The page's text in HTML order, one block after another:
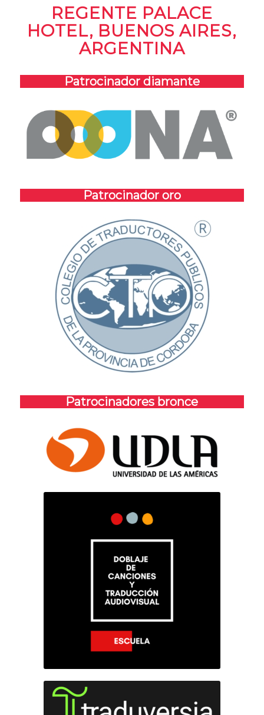
REGENTE PALACE
HOTEL, BUENOS AIRES,
ARGENTINA
Patrocinador diamante
Patrocinador oro
Patrocinadores bronce